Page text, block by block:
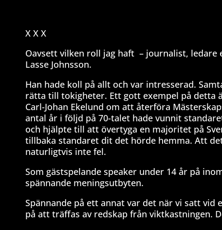
X X X
Oavsett vilken roll jag haft – journalist,
Lasse Johnsson.
Han hade koll på allt och var intresserad.
rätta till tokigheter. Ett gott exempel på detta
Carl-Johan Ekelund om att återföra
antal år i följd på 70-talet hade vunnit
och hjälpte till att övertyga en majoritet på
tillbaka standaret dit det hörde hemma. Att
naturligtvis inte fel.
Som gästspelande speaker under 14 år på
spännande meningsutbyten.
Spännande på ett annat var det när vi satt vid
på att träffas av redskap från viktkastningen.